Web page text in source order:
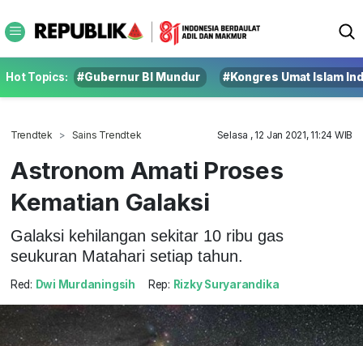
Hot Topics: #Gubernur BI Mundur #Kongres Umat Islam
Trendtek Sains Trendtek Selasa , 12 Jan 2021, 11:24 WIB
Astronom Amati Proses
Kematian Galaksi
Galaksi kehilangan sekitar 10 ribu gas
seukuran Matahari setiap tahun.
Red: Dwi Murdaningsih Rep: Rizky Suryarandika